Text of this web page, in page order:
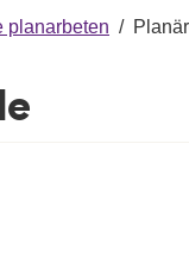
planarbeten /